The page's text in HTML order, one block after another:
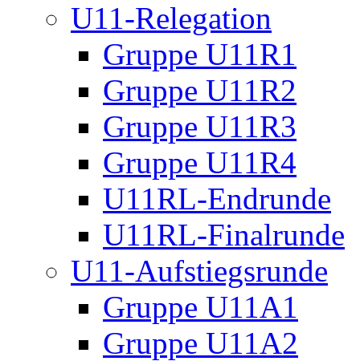
U11-Relegation
Gruppe U11R1
Gruppe U11R2
Gruppe U11R3
Gruppe U11R4
U11RL-Endrunde
U11RL-Finalrunde
U11-Aufstiegsrunde
Gruppe U11A1
Gruppe U11A2